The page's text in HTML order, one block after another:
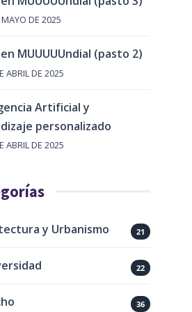
DE 2025
MUUUUUndial (pasto 2)
ABRIL DE 2025
Artificial y
personalizado
ABRIL DE 2025
y Urbanismo 21
22
36